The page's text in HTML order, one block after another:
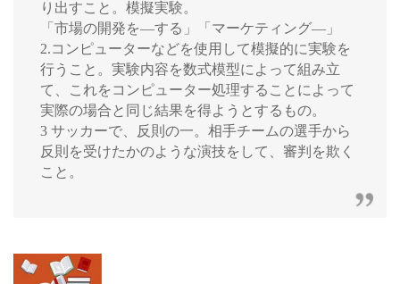
り出すこと。模擬実験。
「市場の開発を―する」「マーケティング―」
2.コンピューターなどを使用して模擬的に実験を
行うこと。実験内容を数式模型によって組み立
て、これをコンピューター処理することによって
実際の場合と同じ結果を得ようとするもの。
3 サッカーで、反則の一。相手チームの選手から
反則を受けたかのような演技をして、審判を欺く
こと。